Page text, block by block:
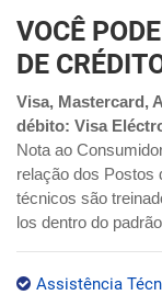
VOCÊ
DE
Visa, Mastercard,
débito: Visa
Nota ao
relação dos Postos
técnicos são
los dentro do
Assistência